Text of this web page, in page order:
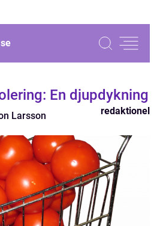
se
En djupdykning
Larsson redaktionel